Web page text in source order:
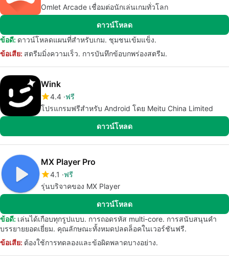
Omlet Arcade เชื่อมต่อนักเล่นเกมทั่วโลก
ดาวน์โหลด
ข้อดี: ดาวน์โหลดแผนที่สำหรับเกม. ชุมชนเข้มแข็ง.
ข้อเสีย: สตรีมมิ่งความเร็ว. การบันทึกข้อบกพร่องสตรีม.
Wink
4.4 ฟรี
โปรแกรมฟรีสำหรับ Android โดย Meitu China Limited
ดาวน์โหลด
MX Player Pro
4.1
ฟรี
รุ่นบริจาคของ MX Player
ดาวน์โหลด
ข้อดี: เล่นได้เกือบทุกรูปแบบ. การถอดรหัส multi-core. การสนับสนุนคำ
บรรยายยอดเยี่ยม. คุณลักษณะทั้งหมดปลดล็อคในเวอร์ชันฟรี.
ข้อเสีย: ต้องใช้การทดลองและข้อผิดพลาดบางอย่าง.